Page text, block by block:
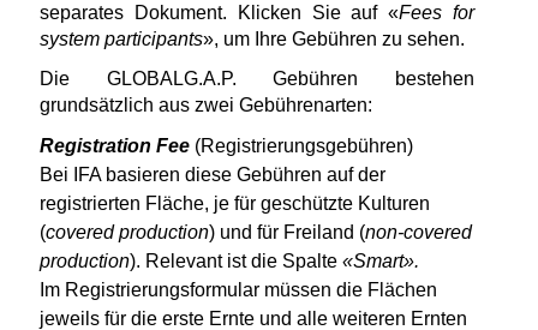
separates Dokument. Klicken Sie auf «Fees for
system participants», um Ihre Gebühren zu sehen.
Die GLOBALG.A.P. Gebühren bestehen
grundsätzlich aus zwei Gebührenarten:
Registration Fee (Registrierungsgebühren)
Bei IFA basieren diese Gebühren auf der
registrierten Fläche, je für geschützte Kulturen
(covered production) und für Freiland (non-covered
production). Relevant ist die Spalte «Smart».
Im Registrierungsformular müssen die Flächen
jeweils für die erste Ernte und alle weiteren Ernten